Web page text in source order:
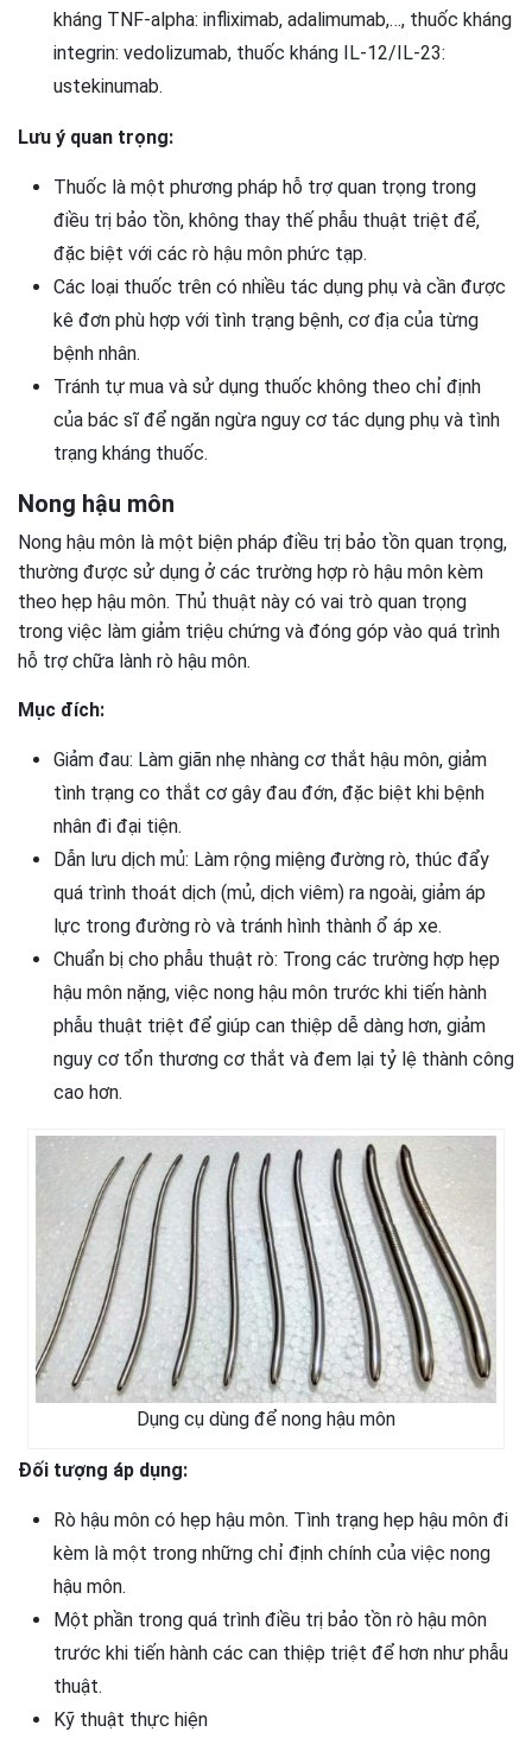
kháng TNF-alpha: infliximab, adalimumab,…, thuốc kháng
integrin: vedolizumab, thuốc kháng IL-12/IL-23:
ustekinumab.
Lưu ý quan trọng:
Thuốc là một phương pháp hỗ trợ quan trọng trong
điều trị bảo tồn, không thay thế phẫu thuật triệt để,
đặc biệt với các rò hậu môn phức tạp.
Các loại thuốc trên có nhiều tác dụng phụ và cần được
kê đơn phù hợp với tình trạng bệnh, cơ địa của từng
bệnh nhân.
Tránh tự mua và sử dụng thuốc không theo chỉ định
của bác sĩ để ngăn ngừa nguy cơ tác dụng phụ và tình
trạng kháng thuốc.
Nong hậu môn
Nong hậu môn là một biện pháp điều trị bảo tồn quan trọng,
thường được sử dụng ở các trường hợp rò hậu môn kèm
theo hẹp hậu môn. Thủ thuật này có vai trò quan trọng
trong việc làm giảm triệu chứng và đóng góp vào quá trình
hỗ trợ chữa lành rò hậu môn.
Mục đích:
Giảm đau: Làm giãn nhẹ nhàng cơ thắt hậu môn, giảm
tình trạng co thắt cơ gây đau đớn, đặc biệt khi bệnh
nhân đi đại tiện.
Dẫn lưu dịch mủ: Làm rộng miệng đường rò, thúc đẩy
quá trình thoát dịch (mủ, dịch viêm) ra ngoài, giảm áp
lực trong đường rò và tránh hình thành ổ áp xe.
Chuẩn bị cho phẫu thuật rò: Trong các trường hợp hẹp
hậu môn nặng, việc nong hậu môn trước khi tiến hành
phẫu thuật triệt để giúp can thiệp dễ dàng hơn, giảm
nguy cơ tổn thương cơ thắt và đem lại tỷ lệ thành công
cao hơn.
Dụng cụ dùng để nong hậu môn
Đối tượng áp dụng:
Rò hậu môn có hẹp hậu môn. Tình trạng hẹp hậu môn đi
kèm là một trong những chỉ định chính của việc nong
hậu môn.
Một phần trong quá trình điều trị bảo tồn rò hậu môn
trước khi tiến hành các can thiệp triệt để hơn như phẫu
thuật.
Kỹ thuật thực hiện